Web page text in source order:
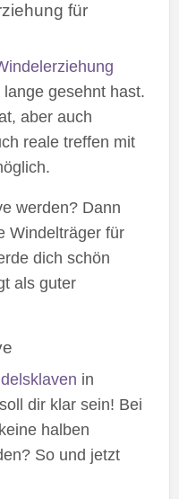
für
gesehnt hast.
aber auch
reale treffen mit
werden? Dann
Windelträger für
dich schön
als guter
in
dir klar sein! Bei
halben
So und jetzt